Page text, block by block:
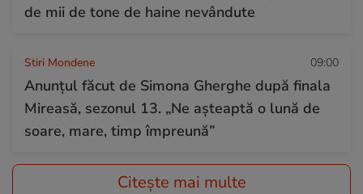
de mii de tone de haine nevândute
Stiri Mondene 09:00
Anunțul făcut de Simona Gherghe după finala
Mireasă, sezonul 13. „Ne așteaptă o lună de
soare, mare, timp împreună”
Citește mai multe